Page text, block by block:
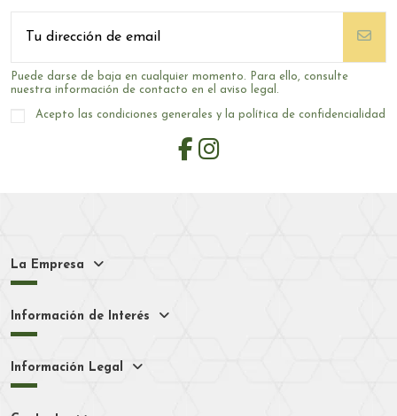
Puede darse de baja en cualquier momento. Para ello, consulte
nuestra información de contacto en el aviso legal.
Acepto las condiciones generales y la política de confidencialidad
La Empresa
Información de Interés
Información Legal